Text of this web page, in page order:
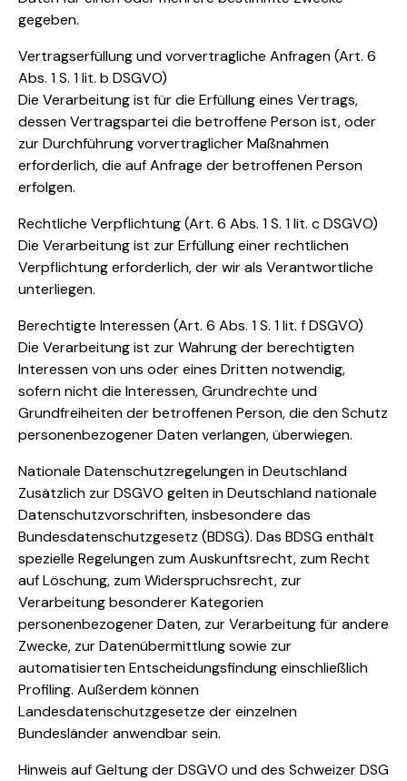
gegeben.
Vertragserfüllung und vorvertragliche Anfragen (Art. 6
Abs. 1 S. 1 lit. b DSGVO)
Die Verarbeitung ist für die Erfüllung eines Vertrags,
dessen Vertragspartei die betroffene Person ist, oder
zur Durchführung vorvertraglicher Maßnahmen
erforderlich, die auf Anfrage der betroffenen Person
erfolgen.
Rechtliche Verpflichtung (Art. 6 Abs. 1 S. 1 lit. c DSGVO)
Die Verarbeitung ist zur Erfüllung einer rechtlichen
Verpflichtung erforderlich, der wir als Verantwortliche
unterliegen.
Berechtigte Interessen (Art. 6 Abs. 1 S. 1 lit. f DSGVO)
Die Verarbeitung ist zur Wahrung der berechtigten
Interessen von uns oder eines Dritten notwendig,
sofern nicht die Interessen, Grundrechte und
Grundfreiheiten der betroffenen Person, die den Schutz
personenbezogener Daten verlangen, überwiegen.
Nationale Datenschutzregelungen in Deutschland
Zusätzlich zur DSGVO gelten in Deutschland nationale
Datenschutzvorschriften, insbesondere das
Bundesdatenschutzgesetz (BDSG). Das BDSG enthält
spezielle Regelungen zum Auskunftsrecht, zum Recht
auf Löschung, zum Widerspruchsrecht, zur
Verarbeitung besonderer Kategorien
personenbezogener Daten, zur Verarbeitung für andere
Zwecke, zur Datenübermittlung sowie zur
automatisierten Entscheidungsfindung einschließlich
Profiling. Außerdem können
Landesdatenschutzgesetze der einzelnen
Bundesländer anwendbar sein.
Hinweis auf Geltung der DSGVO und des Schweizer DSG